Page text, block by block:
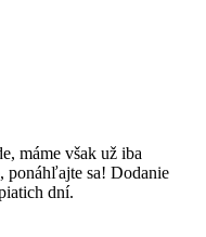
máme však už iba
ponáhľajte sa! Dodanie
dní.